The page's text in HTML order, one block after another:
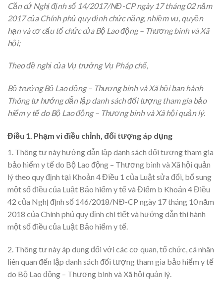
Căn cứ Nghị định số 14/2017/NĐ-CP ngày 17 tháng 02 năm
2017 của Chính phủ quy định chức năng, nhiệm vụ, quyền
hạn và cơ cấu tổ chức của Bộ Lao động – Thương binh và Xã
hội;
Theo đề nghị của Vụ trưởng Vụ Pháp chế,
Bộ trưởng Bộ Lao động – Thương binh và Xã hội ban hành
Thông tư hướng dẫn lập danh sách đối tượng tham gia bảo
hiểm y tế do Bộ Lao động – Thương binh và Xã hội quản lý.
Điều 1. Phạm vi điều chỉnh, đối tượng áp dụng
1. Thông tư này hướng dẫn lập danh sách đối tượng tham gia
bảo hiểm y tế do Bộ Lao động – Thương binh và Xã hội quản
lý theo quy định tại Khoản 4 Điều 1 của Luật sửa đổi, bổ sung
một số điều của Luật Bảo hiểm y tế và Điểm b Khoản 4 Điều
42 của Nghị định số 146/2018/NĐ-CP ngày 17 tháng 10 năm
2018 của Chính phủ quy định chi tiết và hướng dẫn thi hành
một số điều của Luật Bảo hiểm y tế.
2. Thông tư này áp dụng đối với các cơ quan, tổ chức, cá nhân
liên quan đến lập danh sách đối tượng tham gia bảo hiểm y tế
do Bộ Lao động – Thương binh và Xã hội quản lý.